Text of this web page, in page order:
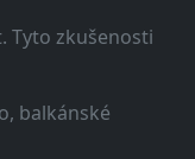
Tyto zkušenosti
balkánské